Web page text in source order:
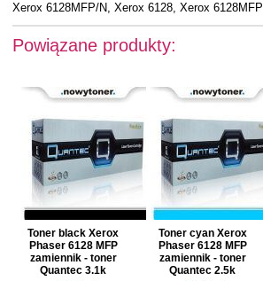
Xerox 6128MFP/N, Xerox 6128, Xerox 6128MFP
Powiązane produkty:
Toner black Xerox
Phaser 6128 MFP
zamiennik - toner
Quantec 3.1k
Toner cyan Xerox
Phaser 6128 MFP
zamiennik - toner
Quantec 2.5k